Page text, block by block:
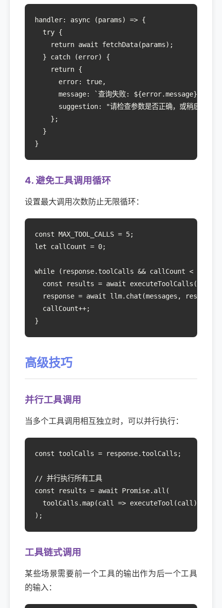
handler: async (params) => {
  try {
    return await fetchData(params);
  } catch (error) {
    return {
      error: true,
      message: `查询失败: ${error.message}`,
      suggestion: "请检查参数是否正确，或稍后重试"
    };
  }
}
4. 避免工具调用循环
设置最大调用次数防止无限循环：
const MAX_TOOL_CALLS = 5;
let callCount = 0;
while (response.toolCalls && callCount <
const results = await
  response = await llm.chat(messages, results);
  callCount++;
}
高级技巧
并行工具调用
当多个工具调用相互独立时，可以并行执行：
const toolCalls = response.toolCalls;
// 并行执行所有工具
const results = await Promise.all(
  toolCalls.map(call => executeTool(call))
);
工具链式调用
某些场景需要前一个工具的输出作为后一个工具
的输入：